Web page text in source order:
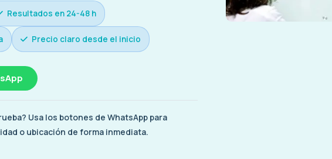
Resultados en 24-48 h
Precio claro desde el inicio
Usa los botones de WhatsApp para
o ubicación de forma inmediata.